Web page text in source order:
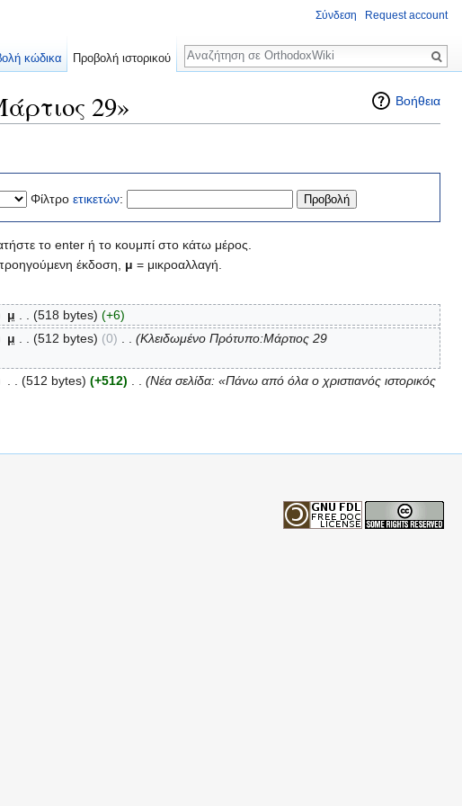
Βοήθεια
29»
Φίλτρο ετικετών:
το enter ή το κουμπί στο κάτω μέρος.
έκδοση, μ = μικροαλλαγή.
μ (518 bytes) (+6)
μ (512 bytes) (0)
(Κλειδωμένο Πρότυπο:Μάρτιος 29
(512 bytes) (+512)
(Νέα σελίδα: «Πάνω από όλα ο χριστιανός ιστορικός
Σύνδεση Request account
κώδικα Προβολή ιστορικού
Αναζήτηση